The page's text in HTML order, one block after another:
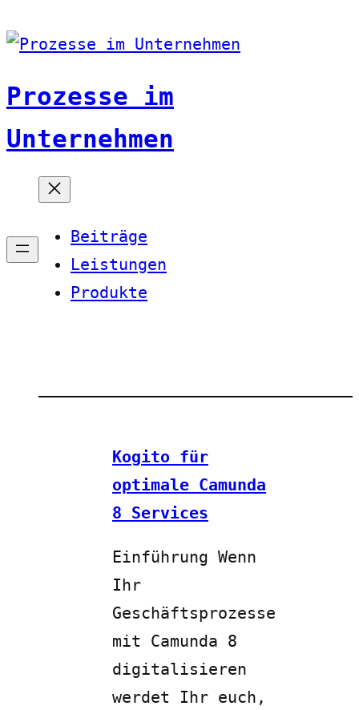
Inhalt
Prozesse im
Unternehmen
Beiträge
Leistungen
Produkte
Kogito für
optimale Camunda
8 Services
Einführung Wenn
Ihr
Geschäftsprozesse
mit Camunda 8
digitalisieren
werdet Ihr euch,